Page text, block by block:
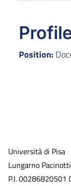
Position:
Università di Pisa
Lungarno
P.I. 00286820501